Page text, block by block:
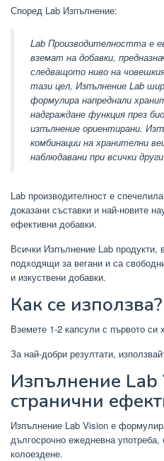
Според Lab Изпълнение:
Lab Производителността е
вземат на добавки,
следващото ниво на
тази цел, Изпълнение Lab
формулира напреднали
надграждане функция през
изпълнение ориентирани.
комбинации на хранителни
наблюдавани при всички
Lab производителност е
доказани съставки и най-новите
ефективни добавки.
Всички Изпълнение Lab продукти,
подходящи за вегани и са
и изкуствени добавки.
Как се използва?
Вземете 1-2 капсули с първото си
За най-добри резултати,
Изпълнение Lab
странични
Изпълнение Lab Vision е
дългосрочно ежедневна
колоездене.